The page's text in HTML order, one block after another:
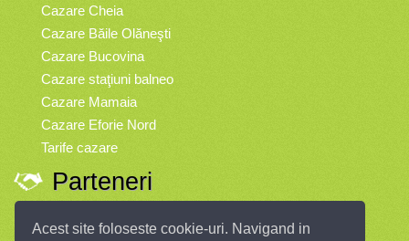
Acest site foloseste cookie-uri. Navigand in
Cazare Cheia
Cazare Băile Olăneşti
Cazare Bucovina
Cazare staţiuni balneo
Cazare Mamaia
Cazare Eforie Nord
Tarife cazare
Parteneri